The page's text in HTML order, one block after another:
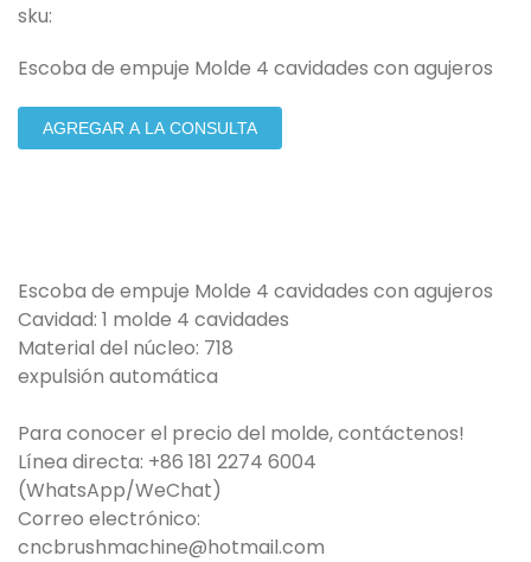
sku:
Escoba de empuje Molde 4 cavidades con agujeros
AGREGAR A LA CONSULTA
Escoba de empuje Molde 4 cavidades con agujeros
Cavidad: 1 molde 4 cavidades
Material del núcleo: 718
expulsión automática
Para conocer el precio del molde, contáctenos!
Línea directa: +86 181 2274 6004
(WhatsApp/WeChat)
Correo electrónico:
cncbrushmachine@hotmail.com